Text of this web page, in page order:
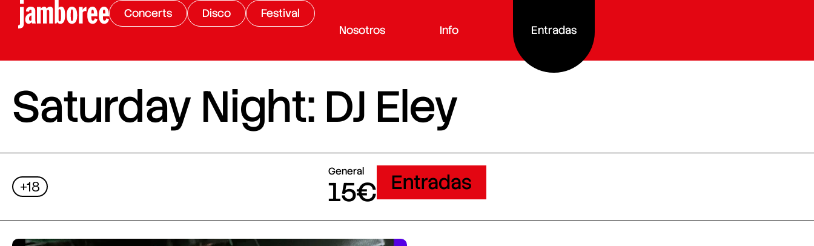
Concerts Disco
Festival
Nosotros
Info Entradas
Saturday Night: DJ Eley
+18
General
15€ Entradas